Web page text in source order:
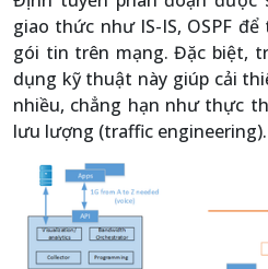
giao thức như IS-IS, OSPF
gói tin trên mạng. Đặc biệt,
dụng kỹ thuật này giúp cải
nhiều, chẳng hạn như thực
lưu lượng (traffic engineering).